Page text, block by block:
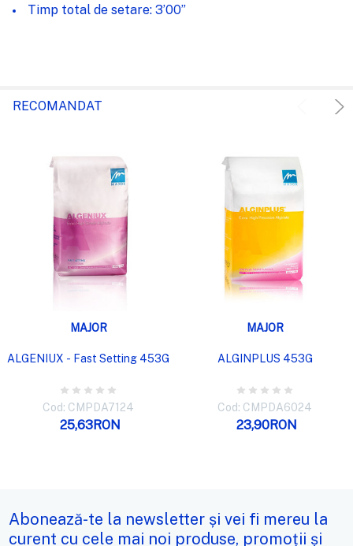
Timp total de setare: 3’00”
RECOMANDAT
MAJOR
ALGENIUX - Fast Setting 453G
Cod: CMPDA7124
25,63RON
MAJOR
ALGINPLUS 453G
Cod: CMPDA6024
23,90RON
Abonează-te la newsletter și vei fi mereu la
curent cu cele mai noi produse, promoții și